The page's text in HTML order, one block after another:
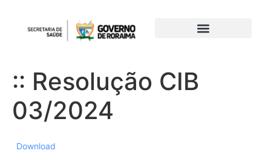
:: Resolução CIB
03/2024
Download